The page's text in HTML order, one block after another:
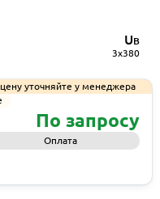
UВ
3x380
уточняйте у менеджера
По запросу
Оплата